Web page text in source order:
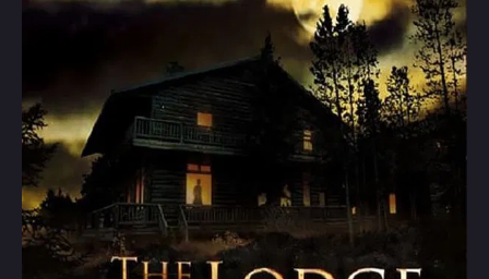
Random
Omiljeni